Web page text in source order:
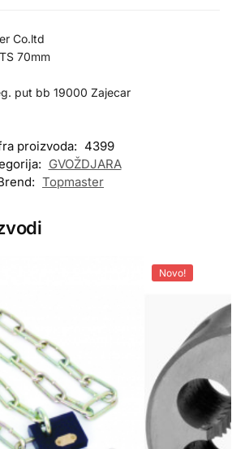
Co.ltd
70mm
put bb 19000 Zajecar
proizvoda: 4399
GVOŽDJARA
Topmaster
Novo!